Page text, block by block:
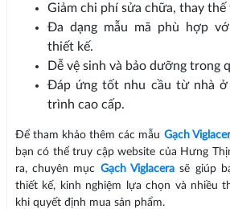
Giảm chi phí sửa chữa, thay
Đa dạng mẫu mã phù hợp
thiết kế.
Dễ vệ sinh và bảo dưỡng trong
Đáp ứng tốt nhu cầu từ nhà ở
trình cao cấp.
Để tham khảo thêm các mẫu Gạch
bạn có thể truy cập website của Hưng
ra, chuyên mục Gạch Viglacera sẽ giúp
thiết kế, kinh nghiệm lựa chọn và nhiều
khi quyết định mua sản phẩm.